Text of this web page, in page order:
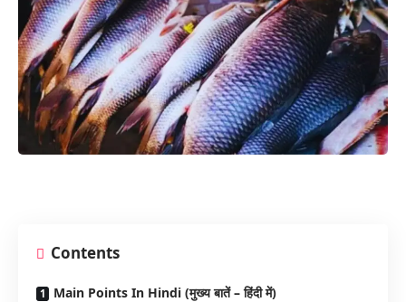
Contents
Main Points In Hindi (मुख्य बातें – हिंदी में)